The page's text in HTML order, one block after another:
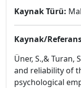
Kaynak Türü:
Kaynak/
Üner, S.,& Turan,
and reliability of
psychological